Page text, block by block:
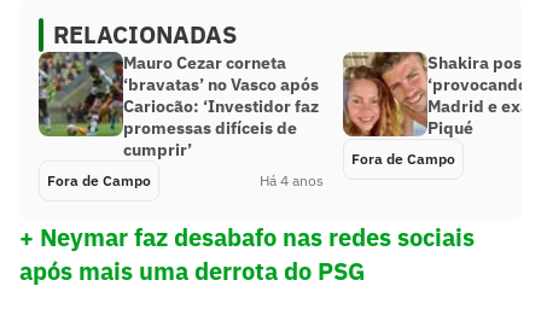
RELACIONADAS
Mauro Cezar corneta
‘bravatas’ no Vasco após
Cariocão: ‘Investidor faz
promessas difíceis de
cumprir’
Fora de Campo Há 4 anos
Shakira
‘provocando’
Madrid e
Piqué
Fora de Campo
+ Neymar faz desabafo nas redes sociais
após mais uma derrota do PSG